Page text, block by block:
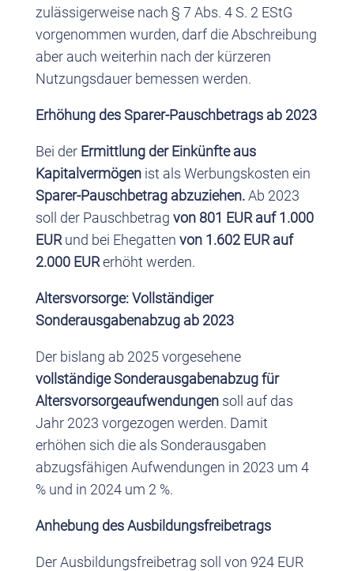
zulässigerweise nach § 7 Abs. 4 S. 2 EStG
vorgenommen wurden, darf die Abschreibung
aber auch weiterhin nach der kürzeren
Nutzungsdauer bemessen werden.
Erhöhung des Sparer-Pauschbetrags ab 2023
Bei der Ermittlung der Einkünfte aus
Kapitalvermögenist als Werbungskosten ein
Sparer-Pauschbetrag abzuziehen.Ab 2023
soll der Pauschbetrag von 801 EUR auf 1.000
EURund bei Ehegatten von 1.602 EUR auf
2.000 EURerhöht werden.
Altersvorsorge: Vollständiger
Sonderausgabenabzug ab 2023
Der bislang ab 2025 vorgesehene
vollständige Sonderausgabenabzug für
Altersvorsorgeaufwendungen soll auf das
Jahr 2023 vorgezogen werden. Damit
erhöhen sich die als Sonderausgaben
abzugsfähigen Aufwendungen in 2023 um 4
% und in 2024 um 2 %.
Anhebung des Ausbildungsfreibetrags
Der Ausbildungsfreibetrag soll von 924 EUR